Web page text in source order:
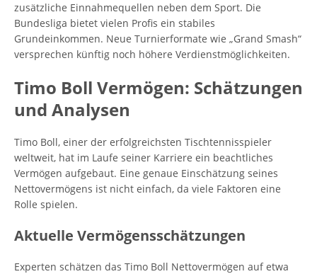
zusätzliche Einnahmequellen neben dem Sport. Die
Bundesliga bietet vielen Profis ein stabiles
Grundeinkommen. Neue Turnierformate wie „Grand Smash“
versprechen künftig noch höhere Verdienstmöglichkeiten.
Timo Boll Vermögen: Schätzungen
und Analysen
Timo Boll, einer der erfolgreichsten Tischtennisspieler
weltweit, hat im Laufe seiner Karriere ein beachtliches
Vermögen aufgebaut. Eine genaue Einschätzung seines
Nettovermögens ist nicht einfach, da viele Faktoren eine
Rolle spielen.
Aktuelle Vermögensschätzungen
Experten schätzen das Timo Boll Nettovermögen auf etwa